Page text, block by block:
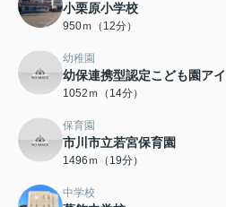
小栗原小学校
950ｍ（12分）
幼稚園
幼保連携型認定こども園ア
1052ｍ（14分）
保育園
市川市立若宮保育園
1496ｍ（19分）
中学校